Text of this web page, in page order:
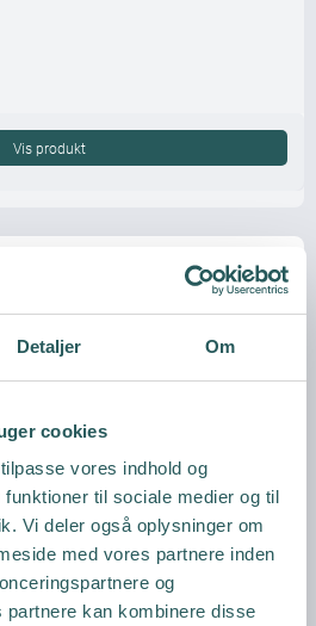
Detaljer Om
cookies
vores indhold og
til sociale medier og til
Vi deler også oplysninger om
med vores partnere inden
og
partnere kan kombinere disse
Vis produkt